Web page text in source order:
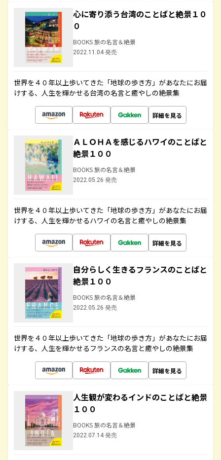
心に寄り添う台湾のことばと絶景１０
０
BOOKS 旅の名言＆絶景
2022.11.04 発売
世界を４０年以上歩いてきた「地球の歩き方」があなたにお届
けする、人生を輝かせる台湾の名言と癒やしの絶景集
詳細を見る
ＡＬＯＨＡを感じるハワイのことばと
絶景１００
BOOKS 旅の名言＆絶景
2022.05.26 発売
世界を４０年以上歩いてきた「地球の歩き方」があなたにお届
けする、人生を輝かせるハワイの名言と癒やしの絶景集
詳細を見る
自分らしく生きるフランスのことばと
絶景１００
BOOKS 旅の名言＆絶景
2022.05.26 発売
世界を４０年以上歩いてきた「地球の歩き方」があなたにお届
けする、人生を輝かせるフランスの名言と癒やしの絶景集
詳細を見る
人生観が変わるインドのことばと絶景
１００
BOOKS 旅の名言＆絶景
2022.07.14 発売